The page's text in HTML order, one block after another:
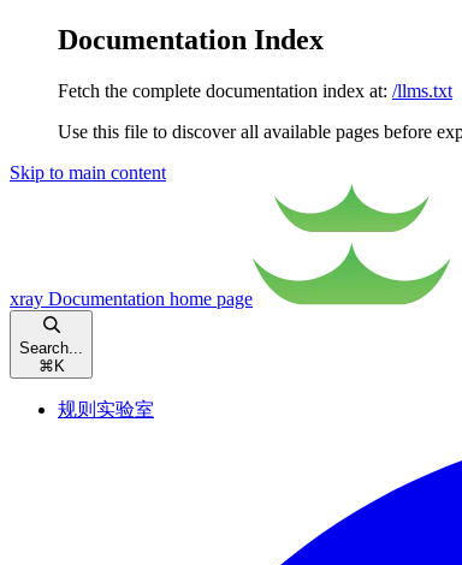
Documentation Index
Fetch the complete documentation index at: /llms.txt
Use this file to discover all available pages before
Skip to main content
xray Documentation home page
Search...
⌘ K
规则实验室